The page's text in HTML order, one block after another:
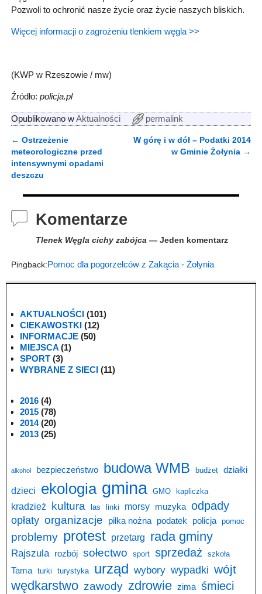
Pozwoli to ochronić nasze życie oraz życie naszych bliskich.
Więcej informacji o zagrożeniu tlenkiem węgla >>
(KWP w Rzeszowie / mw)
Źródło: policja.pl
Opublikowano w Aktualności permalink
Nawigacja
← Ostrzeżenie
meteorologiczne przed
intensywnymi opadami
deszczu
W górę i w dół – Podatki 2014
w Gminie Żołynia →
Komentarze
Tlenek Węgla cichy zabójca — Jeden komentarz
Pingback:Pomoc dla pogorzelców z Zakącia - Żołynia
AKTUALNOŚCI (101)
CIEKAWOSTKI (12)
INFORMACJE (50)
MIEJSCA (1)
SPORT (3)
WYBRANE Z SIECI (11)
2016 (4)
2015 (78)
2014(20)
2013 (25)
alkohol bezpieczeństwo budowa WMB budżet działki
dzieci ekologia gmina GMO kapliczka
kradzież kultura las linki morsy muzyka odpady
opłaty organizacje piłka nożna podatek policja pomoc
problemy protest przetarg rada gminy
Rajszula rozbój sołectwo sport sprzedaż szkoła
Tama turki turystyka urząd wybory wypadki wójt
wędkarstwo zawody zdrowie zima śmieci